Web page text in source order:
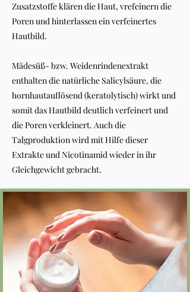
Zusatzstoffe klären die Haut, vrefeinern die
Poren und hinterlassen ein verfeinertes
Hautbild.
Mädesüß- bzw. Weidenrindenextrakt
enthalten die natürliche Salicylsäure, die
hornhautauflösend (keratolytisch) wirkt und
somit das Hautbild deutlich verfeinert und
die Poren verkleinert. Auch die
Talgproduktion wird mit Hilfe dieser
Extrakte und Nicotinamid wieder in ihr
Gleichgewicht gebracht.